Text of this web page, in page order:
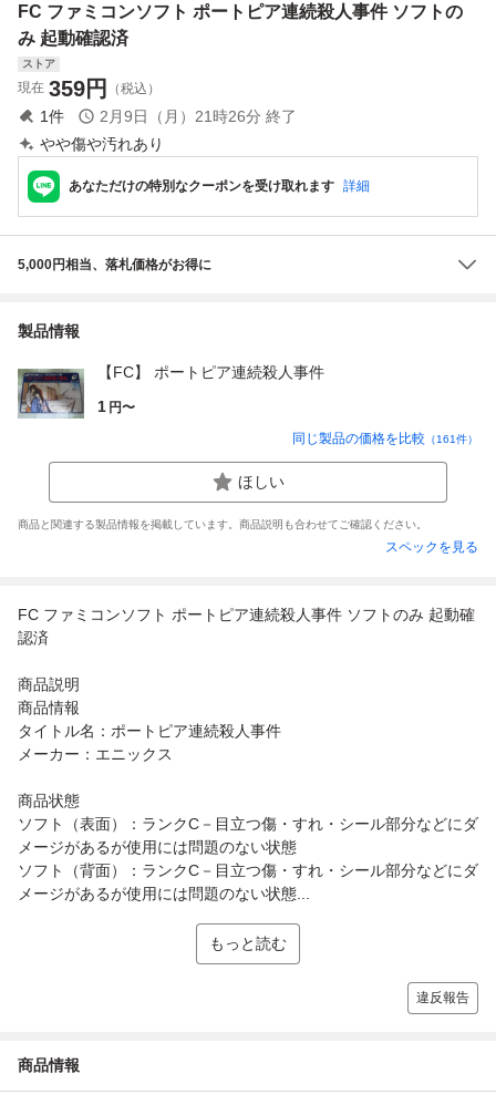
FC ファミコンソフト ポートピア連続殺人事件 ソフトの
み 起動確認済
ストア
現在 359円 （税込）
1件 2月9日（月）21時26分 終了
やや傷や汚れあり
あなただけの特別なクーポンを受け取れます 詳細
5,000円相当、落札価格がお得に
製品情報
【FC】 ポートピア連続殺人事件
1 円〜
同じ製品の価格を比較 （161件）
ほしい
商品と関連する製品情報を掲載しています。商品説明も合わせてご確認ください。
スペックを見る
FC ファミコンソフト ポートピア連続殺人事件 ソフトのみ 起動確
認済
商品説明
商品情報
タイトル名：ポートピア連続殺人事件
メーカー：エニックス
商品状態
ソフト（表面）：ランクC－目立つ傷・すれ・シール部分などにダ
メージがあるが使用には問題のない状態
ソフト（背面）：ランクC－目立つ傷・すれ・シール部分などにダ
メージがあるが使用には問題のない状態...
もっと読む
違反報告
商品情報